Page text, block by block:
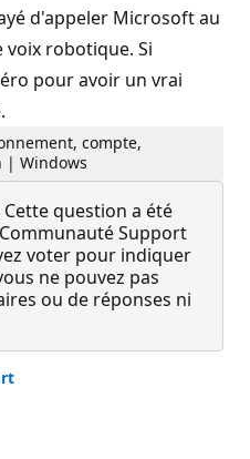
d'appeler Microsoft au
voix robotique. Si
pour avoir un vrai
compte,
| Windows
Cette question a été
Support
voter pour indiquer
ne pouvez pas
ou de réponses ni